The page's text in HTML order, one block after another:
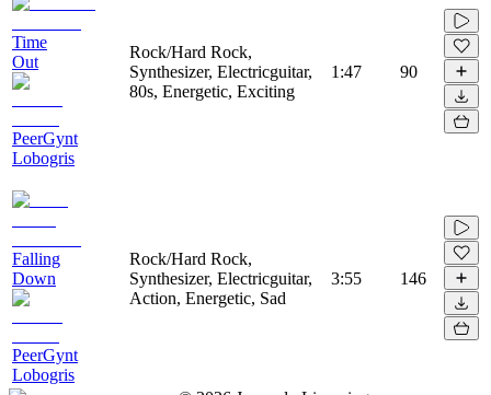
Time
Out
PeerGynt
Lobogris
Rock/Hard Rock,
Synthesizer, Electricguitar,
80s, Energetic, Exciting
1:47 90
Falling
Down
PeerGynt
Lobogris
Rock/Hard Rock,
Synthesizer, Electricguitar,
Action, Energetic, Sad
3:55 146